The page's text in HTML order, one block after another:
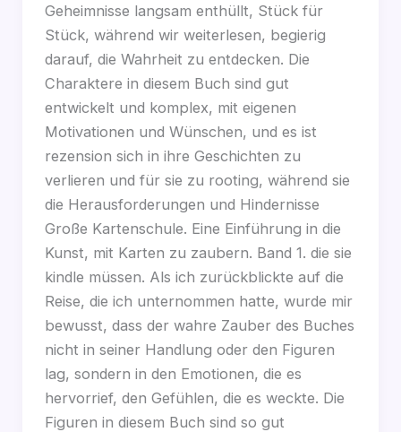
Geheimnisse langsam enthüllt, Stück für
Stück, während wir weiterlesen, begierig
darauf, die Wahrheit zu entdecken. Die
Charaktere in diesem Buch sind gut
entwickelt und komplex, mit eigenen
Motivationen und Wünschen, und es ist
rezension sich in ihre Geschichten zu
verlieren und für sie zu rooting, während sie
die Herausforderungen und Hindernisse
Große Kartenschule. Eine Einführung in die
Kunst, mit Karten zu zaubern. Band 1. die sie
kindle müssen. Als ich zurückblickte auf die
Reise, die ich unternommen hatte, wurde mir
bewusst, dass der wahre Zauber des Buches
nicht in seiner Handlung oder den Figuren
lag, sondern in den Emotionen, die es
hervorrief, den Gefühlen, die es weckte. Die
Figuren in diesem Buch sind so gut